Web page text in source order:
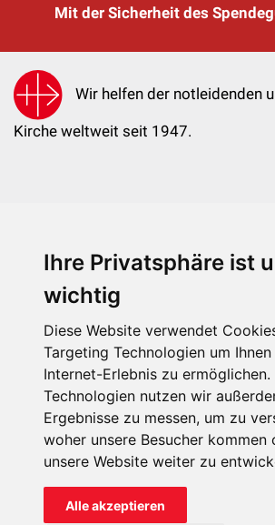
Ihre Privatsphäre ist
wichtig
Diese Website verwendet
Targeting Technologien um
Internet-Erlebnis zu ermöglichen.
Technologien nutzen wir
Ergebnisse zu messen, um zu
woher unsere Besucher kommen
unsere Website weiter zu
Alle akzeptieren
Mit der Sicherheit des
Wir helfen der notleidenden
Kirche weltweit seit 1947.
KIRCHE IN NOT -
kin@kircheinnot.at
KIN weltweit